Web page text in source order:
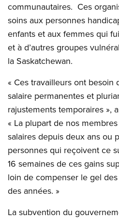
communautaires. Ces
soins aux personnes
enfants et aux femmes qui
et à d’autres groupes
la Saskatchewan.
« Ces travailleurs ont besoin
salaire permanentes et
rajustements temporaires »,
« La plupart de nos
salaires depuis deux ans ou
personnes qui reçoivent ce
16 semaines de ces gains
loin de compenser le gel
des années. »
La subvention du